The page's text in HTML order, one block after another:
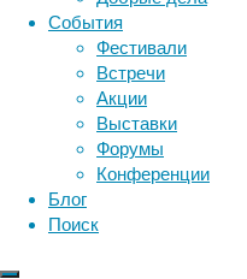
События
Фестивали
Встречи
Акции
Выставки
Форумы
Конференции
Блог
Поиск
спасали
их
от
огня.
Согласно
новой
научной
статье,
сон
физиология
эмоции